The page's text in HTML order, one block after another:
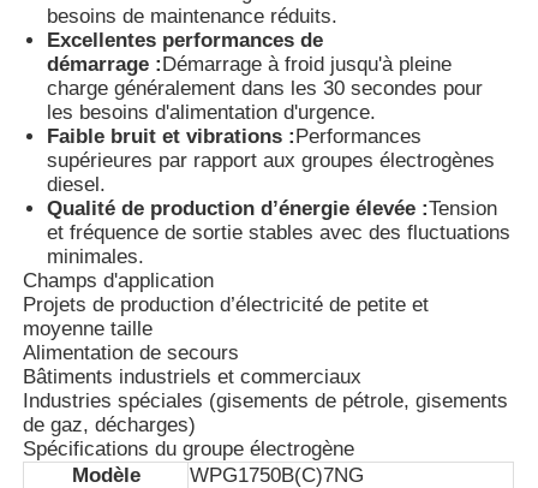
À propos de nous
Visite de l'usine
Contrôle de qualité
Nous contacter
Cas
groupe électrogène diesel silencieux
Ensemble de générateurs diesel
besoins de maintenance réduits.
Excellentes performances de
démarrage :Démarrage à froid jusqu'à pleine
charge généralement dans les 30 secondes pour
les besoins d'alimentation d'urgence.
Faible bruit et vibrations :Performances
supérieures par rapport aux groupes électrogènes
diesel.
Qualité de production d’énergie élevée :Tension
et fréquence de sortie stables avec des fluctuations
minimales.
Champs d'application
Projets de production d’électricité de petite et
moyenne taille
Alimentation de secours
Bâtiments industriels et commerciaux
Industries spéciales (gisements de pétrole, gisements
de gaz, décharges)
Spécifications du groupe électrogène
Modèle
WPG1750B(C)7NG